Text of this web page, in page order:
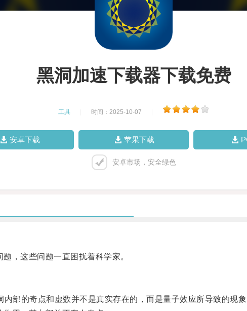
黑洞加速下载器下载免费
工具 时间：2025-10-07
安卓下载 苹果下载
安卓市场，安全绿色
，这些问题一直困扰着科学家。
的奇点和虚数并不是真实存在的，而是量子效应所导致的现象